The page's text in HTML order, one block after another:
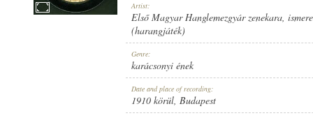
Artist:
Első Magyar Hanglemezgyár zenekara,
(harangjáték)
Genre:
karácsonyi ének
Date and place of recording:
1910 körül, Budapest